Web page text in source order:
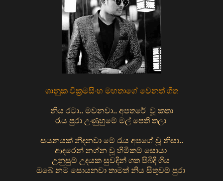
ශානුක වික්‍රමසිංහ මහතාගේ වෙනත් ගීත
නිය රටා.. මවනවා.. අපතරේ වූ කතා
රැය පුරා උණුහුමේ මල් පෙති තලා
සයනයක් නිදනවා මේ රැය අපගේ වූ නිසා..
ආදරෙන් නග්න වූ හිමිකම් සොයා
උනුසුම් උදයක සුවදින් ගත පිබිදී ගිය
ඔබේ නම සොයනවා තාමත් නිය සිතුවම් පුරා